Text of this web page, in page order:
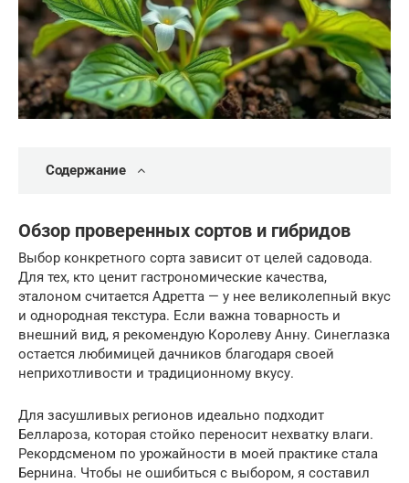
Содержание
Обзор проверенных сортов и гибридов
Выбор конкретного сорта зависит от целей садовода.
Для тех, кто ценит гастрономические качества,
эталоном считается Адретта — у нее великолепный вкус
и однородная текстура. Если важна товарность и
внешний вид, я рекомендую Королеву Анну. Синеглазка
остается любимицей дачников благодаря своей
неприхотливости и традиционному вкусу.
Для засушливых регионов идеально подходит
Беллароза, которая стойко переносит нехватку влаги.
Рекордсменом по урожайности в моей практике стала
Бернина. Чтобы не ошибиться с выбором, я составил